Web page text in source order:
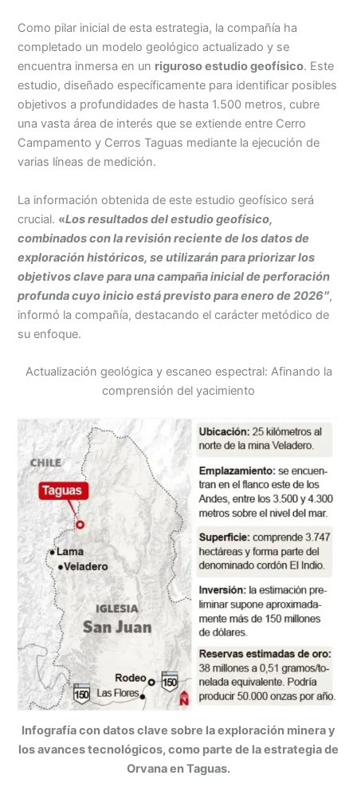
Como pilar inicial de esta estrategia, la compañía ha
completado un modelo geológico actualizado y se
encuentra inmersa en un riguroso estudio geofísico. Este
estudio, diseñado específicamente para identificar posibles
objetivos a profundidades de hasta 1.500 metros, cubre
una vasta área de interés que se extiende entre Cerro
Campamento y Cerros Taguas mediante la ejecución de
varias líneas de medición.
La información obtenida de este estudio geofísico será
crucial. «Los resultados del estudio geofísico,
combinados con la revisión reciente de los datos de
exploración históricos, se utilizarán para priorizar los
objetivos clave para una campaña inicial de perforación
profunda cuyo inicio está previsto para enero de 2026″,
informó la compañía, destacando el carácter metódico de
su enfoque.
Actualización geológica y escaneo espectral: Afinando la
comprensión del yacimiento
Infografía con datos clave sobre la exploración minera y
los avances tecnológicos, como parte de la estrategia de
Orvana en Taguas.